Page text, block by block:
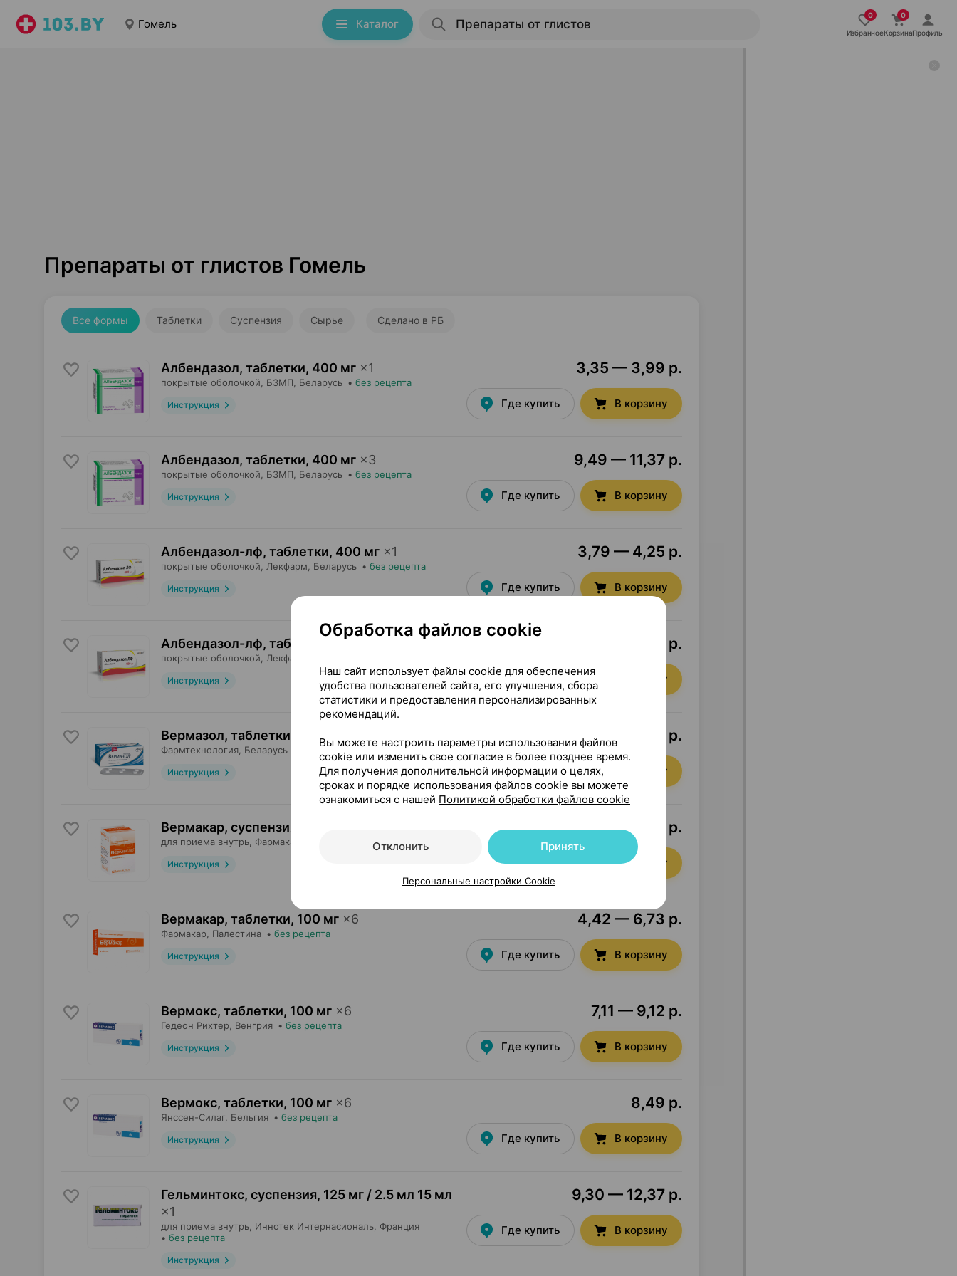
Гомель Каталог
ИзбранноеКорзинаПрофиль
Препараты от глистов Гомель
Все формы Таблетки Суспензия Сырье Сделано в РБ
Албендазол, таблетки, 400 мг ×1
покрытые оболочкой, БЗМП , Беларусь • без рецепта
Инструкция
3,35 — 3,99 р.
Где купить В корзину
Албендазол, таблетки, 400 мг ×3
покрытые оболочкой, БЗМП , Беларусь • без рецепта
Инструкция
9,49 — 11,37 р.
Где купить В корзину
Албендазол-лф, таблетки, 400 мг ×1
покрытые оболочкой, Лекфарм , Беларусь • без рецепта
Инструкция
3,79 — 4,25 р.
Где купить В корзину
Албендазол-лф, таблетки 400 мг
покрытые оболочкой, Лекфарм
Инструкция
10,38 — 12,23 р.
Где купить В корзину
Вермазол, таблетки 100 мг
Фармтехнология , Беларусь без рецепта
Инструкция
4,77 — 5,35 р.
Где купить В корзину
Вермакар, суспензия
для приема внутрь, Фармакар без рецепта
Инструкция
6,35 — 10,15 р.
Где купить В корзину
Вермакар, таблетки, 100 мг ×6
Фармакар , Палестина • без рецепта
Инструкция
4,42 — 6,73 р.
Где купить В корзину
Вермокс, таблетки, 100 мг ×6
Гедеон Рихтер , Венгрия • без рецепта
Инструкция
7,11 — 9,12 р.
Где купить В корзину
Вермокс, таблетки, 100 мг ×6
Янссен-Силаг, Бельгия • без рецепта
Инструкция
8,49 р.
Где купить В корзину
Гельминтокс, суспензия, 125 мг / 2.5 мл 15 мл
×1
для приема внутрь, Иннотек Интернасиональ , Франция
• без рецепта
Инструкция
9,30 — 12,37 р.
Где купить В корзину
Обработка файлов cookie
Наш сайт использует файлы cookie для обеспечения
удобства пользователей сайта, его улучшения, сбора
статистики и предоставления персонализированных
рекомендаций.
Вы можете настроить параметры использования файлов
cookie или изменить свое согласие в более позднее время.
Для получения дополнительной информации о целях,
сроках и порядке использования файлов cookie вы можете
ознакомиться с нашей Политикой обработки файлов cookie
Отклонить Принять
Персональные настройки Cookie